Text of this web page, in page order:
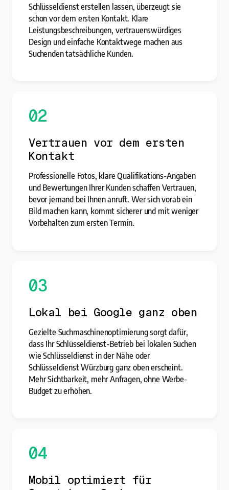
Schlüsseldienst erstellen lassen, überzeugt sie
schon vor dem ersten Kontakt. Klare
Leistungsbeschreibungen, vertrauenswürdiges
Design und einfache Kontaktwege machen aus
Suchenden tatsächliche Kunden.
02
Vertrauen vor dem ersten
Kontakt
Professionelle Fotos, klare Qualifikations-Angaben
und Bewertungen Ihrer Kunden schaffen Vertrauen,
bevor jemand bei Ihnen anruft. Wer sich vorab ein
Bild machen kann, kommt sicherer und mit weniger
Vorbehalten zum ersten Termin.
03
Lokal bei Google ganz oben
Gezielte Suchmaschinenoptimierung sorgt dafür,
dass Ihr Schlüsseldienst-Betrieb bei lokalen Suchen
wie Schlüsseldienst in der Nähe oder
Schlüsseldienst Würzburg ganz oben erscheint.
Mehr Sichtbarkeit, mehr Anfragen, ohne Werbe-
Budget zu erhöhen.
04
Mobil optimiert für